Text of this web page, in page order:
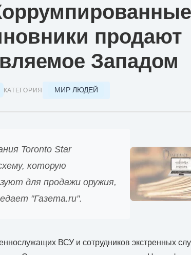
продают
Западом
КАТЕГОРИЯ МИР ЛЮДЕЙ
Toronto Star
которую
для продажи оружия,
"Газета.ru".
ВСУ и сотрудников экстренных